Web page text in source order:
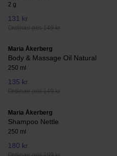
2 g
131 kr
Ordinær pris 149 kr
Maria Åkerberg
Body & Massage Oil Natural
250 ml
135 kr
Ordinær pris 149 kr
Maria Åkerberg
Shampoo Nettle
250 ml
180 kr